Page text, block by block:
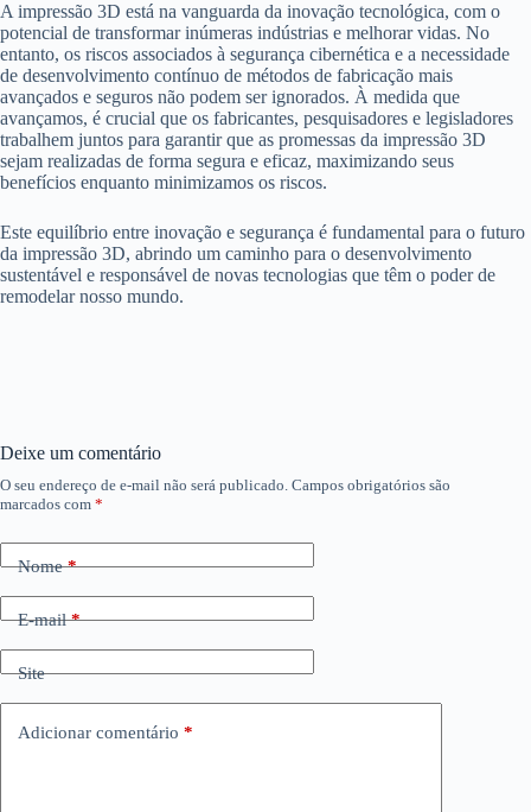
A impressão 3D está na vanguarda da inovação tecnológica, com o
potencial de transformar inúmeras indústrias e melhorar vidas. No
entanto, os riscos associados à segurança cibernética e a necessidade
de desenvolvimento contínuo de métodos de fabricação mais
avançados e seguros não podem ser ignorados. À medida que
avançamos, é crucial que os fabricantes, pesquisadores e legisladores
trabalhem juntos para garantir que as promessas da impressão 3D
sejam realizadas de forma segura e eficaz, maximizando seus
benefícios enquanto minimizamos os riscos.
Este equilíbrio entre inovação e segurança é fundamental para o futuro
da impressão 3D, abrindo um caminho para o desenvolvimento
sustentável e responsável de novas tecnologias que têm o poder de
remodelar nosso mundo.
Deixe um comentário
O seu endereço de e-mail não será publicado. Campos obrigatórios são
marcados com *
Nome*
E-mail*
Site
Adicionar comentário *